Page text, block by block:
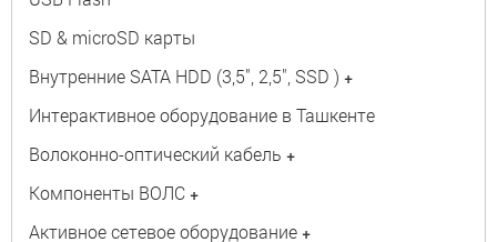
SD & microSD карты
Внутренние SATA HDD (3,5", 2,5", SSD ) +
Интерактивное оборудование в Ташкенте
Волоконно-оптический кабель +
Компоненты ВОЛС +
Активное сетевое оборудование +